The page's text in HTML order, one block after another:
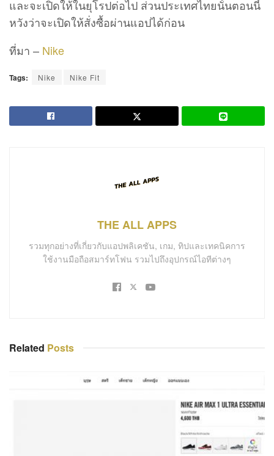
และจะเปิดให้ในยุโรปต่อไป ส่วนประเทศไทยนั้นตอนนี้
หวังว่าจะเปิดให้สั่งซื้อผ่านแอปได้ก่อน
ที่มา – Nike
Tags: Nike Nike Fit
THE ALL APPS
รวมทุกอย่างที่เกี่ยวกับแอปพลิเคชัน, เกม, ทิปและเทคนิคการ
ใช้งานมือถือสมาร์ทโฟน รวมไปถึงอุปกรณ์ไอทีต่างๆ
Related Posts